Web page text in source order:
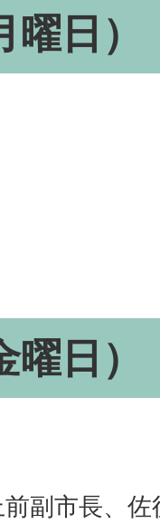
日）
日）
副市長、佐